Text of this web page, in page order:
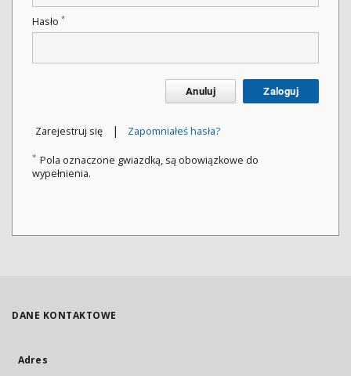
Hasło *
Anuluj Zaloguj
Zarejestruj się | Zapomniałeś hasła?
* Pola oznaczone gwiazdką, są obowiązkowe do
wypełnienia.
DANE KONTAKTOWE
Adres